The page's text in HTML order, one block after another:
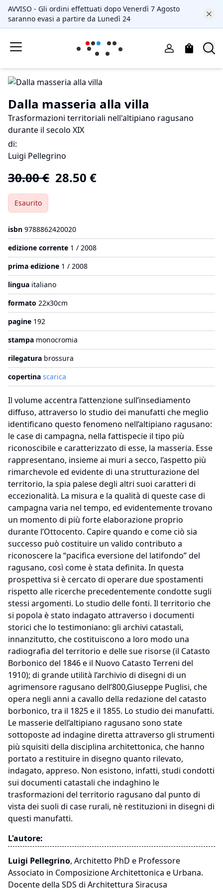
AVVISO - Gli ordini effettuati dopo Venerdì 7 Agosto
saranno evasi a partire da Lunedì 24
Dalla masseria alla villa
Trasformazioni territoriali nell'altipiano ragusano
durante il secolo XIX
di:
Luigi Pellegrino
30.00€ 28.50 €
Esaurito
isbn 9788862420020
edizione corrente 1 / 2008
prima edizione 1 / 2008
lingua italiano
formato 22x30cm
pagine 192
stampa monocromia
rilegatura brossura
copertina scarica
Il volume accentra l’attenzione sull’insediamento
diffuso, attraverso lo studio dei manufatti che meglio
identificano questo fenomeno nell’altipiano ragusano:
le case di campagna, nella fattispecie il tipo più
riconoscibile e caratterizzato di esse, la masseria. Esse
rappresentano, insieme ai muri a secco, l’aspetto più
rimarchevole ed evidente di una strutturazione del
territorio, la spia palese degli altri suoi caratteri di
eccezionalità. La misura e la qualità di queste case di
campagna varia nel tempo, ed evidentemente trovano
un momento di più forte elaborazione proprio
durante l’Ottocento. Capire quando e come ciò sia
successo può costituire un valido contributo a
riconoscere la “pacifica eversione del latifondo” del
ragusano, così come è stata definita. In questa
prospettiva si è cercato di operare due spostamenti
rispetto alle ricerche precedentemente condotte sugli
stessi argomenti. Lo studio delle fonti. Il territorio che
si popola è stato indagato attraverso i documenti
storici che lo testimoniano: gli archivi catastali,
innanzitutto, che costituiscono a loro modo una
radiografia del territorio e delle sue risorse (il Catasto
Borbonico del 1846 e il Nuovo Catasto Terreni del
1910); di grande utilità l’archivio di disegni di un
agrimensore ragusano dell’800,Giuseppe Puglisi, che
opera negli anni a cavallo della redazione del catasto
borbonico, tra il 1825 e il 1855. Lo studio dei manufatti.
Le masserie dell’altipiano ragusano sono state
sottoposte ad indagine diretta attraverso gli strumenti
più squisiti della disciplina architettonica, che hanno
portato a restituire in disegno quanto rilevato,
indagato, appreso. Non esistono, infatti, studi condotti
sui documenti catastali che indaghino le
trasformazioni del territorio ragusano dal punto di
vista dei suoli di case rurali, nè restituzioni in disegni di
questi manufatti.
L'autore:
Luigi Pellegrino, Architetto PhD e Professore
Associato in Composizione Architettonica e Urbana.
Docente della SDS di Architettura Siracusa